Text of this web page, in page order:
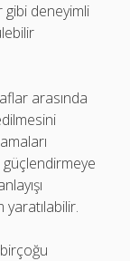
deneyimli
arasında
yaratılabilir.